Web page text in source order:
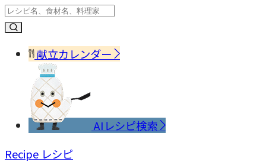
献立カレンダー
AIレシピ検索
Recipe レシピ